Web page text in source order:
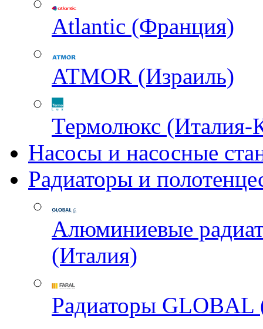
Atlantic (Франция)
ATMOR (Израиль)
Термолюкс (Италия-
Насосы и насосные
Радиаторы и
Алюминиевые
(Италия)
Радиаторы GLOBAL